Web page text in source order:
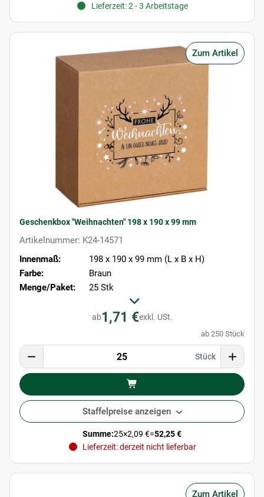
Lieferzeit: 2 - 3 Arbeitstage
Zum Artikel
Geschenkbox "Weihnachten" 198 x 190 x 99 mm
Artikelnummer: K24-14571
Innenmaß:
198 x 190 x 99 mm (L x B x H)
Farbe:
Braun
Menge/Paket:
25 Stk
ab1,71 €exkl. USt.
ab 250 Stück
Stück
Staffelpreise anzeigen
Summe:25×2,09 €=52,25 €
Lieferzeit: derzeit nicht lieferbar
Zum Artikel